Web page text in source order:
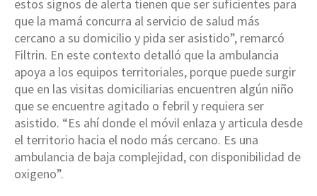
estos signos de alerta tienen que ser suficientes para
que la mamá concurra al servicio de salud más
cercano a su domicilio y pida ser asistido”, remarcó
Filtrin. En este contexto detalló que la ambulancia
apoya a los equipos territoriales, porque puede surgir
que en las visitas domiciliarias encuentren algún niño
que se encuentre agitado o febril y requiera ser
asistido. “Es ahí donde el móvil enlaza y articula desde
el territorio hacia el nodo más cercano. Es una
ambulancia de baja complejidad, con disponibilidad de
oxigeno”.